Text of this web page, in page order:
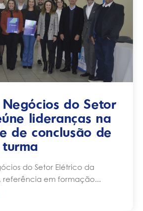
do Setor
lideranças na
de conclusão de
do Setor Elétrico da
referência em formação...